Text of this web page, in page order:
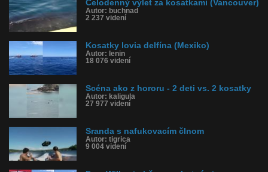
Celodenný výlet za kosatkami (Vancouver)
Autor: buchnad
2 237 videní
Kosatky lovia delfína (Mexiko)
Autor: lenin
18 076 videní
Scéna ako z hororu - 2 deti vs. 2 kosatky
Autor: kaligula
27 977 videní
Sranda s nafukovacím člnom
Autor: tigrica
9 004 videní